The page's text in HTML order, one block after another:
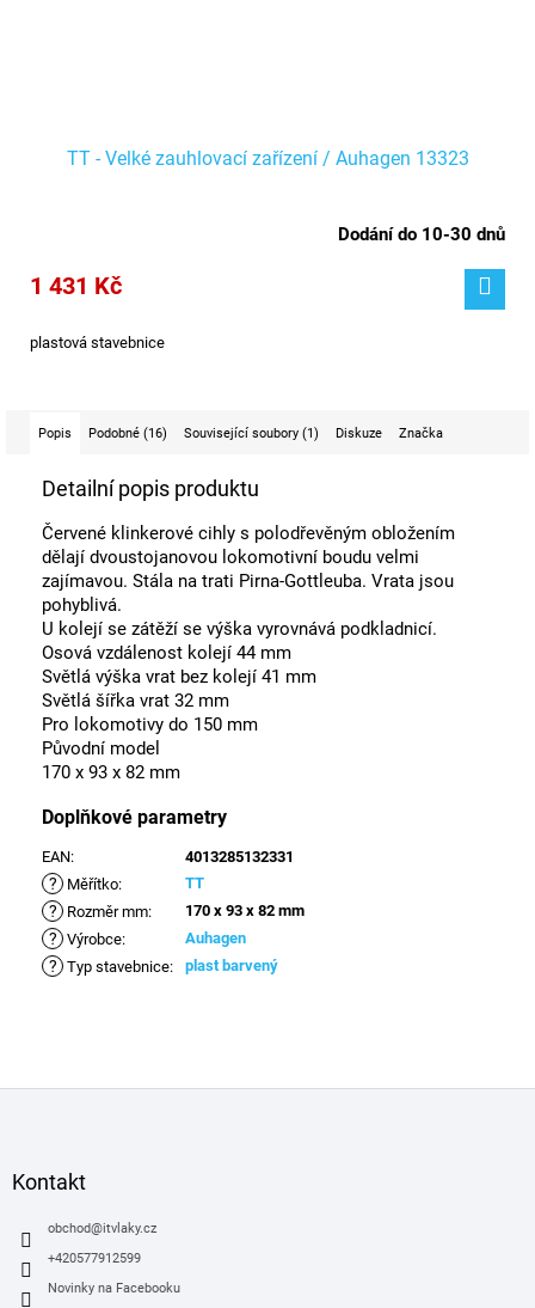
TT - Velké zauhlovací zařízení / Auhagen 13323
Dodání do 10-30 dnů
1 431 Kč
plastová stavebnice
Popis Podobné (16) Související soubory (1) Diskuze Značka
Detailní popis produktu
Červené klinkerové cihly s polodřevěným obložením
dělají dvoustojanovou lokomotivní boudu velmi
zajímavou. Stála na trati Pirna-Gottleuba. Vrata jsou
pohyblivá.
U kolejí se zátěží se výška vyrovnává podkladnicí.
Osová vzdálenost kolejí 44 mm
Světlá výška vrat bez kolejí 41 mm
Světlá šířka vrat 32 mm
Pro lokomotivy do 150 mm
Původní model
170 x 93 x 82 mm
Doplňkové parametry
EAN: 4013285132331
? Měřítko: TT
? Rozměr mm: 170 x 93 x 82 mm
? Výrobce: Auhagen
? Typ stavebnice: plast barvený
Kontakt
obchod@itvlaky.cz
+420577912599
Novinky na Facebooku